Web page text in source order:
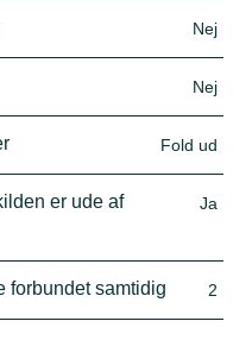
Nej
Nej
Fold ud
er ude af
Ja
forbundet samtidig 2